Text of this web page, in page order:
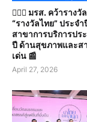
👩🏻‍⚕️ มรส. คว้ารางวั
“รางวัลไทย” ประจ
สาขาการบริการปร
ปี ด้านสุขภาพและ
เด่น 📰
April 27, 2026